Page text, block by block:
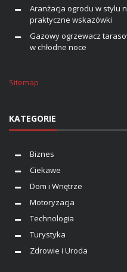
Aranżacja ogrodu w stylu
praktyczne wskazówki
Gazowy ogrzewacz
w chłodne noce
Sitemap
KATEGORIE
Biznes
Ciekawe
Dom i Wnętrze
Motoryzacja
Technologia
Turystyka
Zdrowie i Uroda